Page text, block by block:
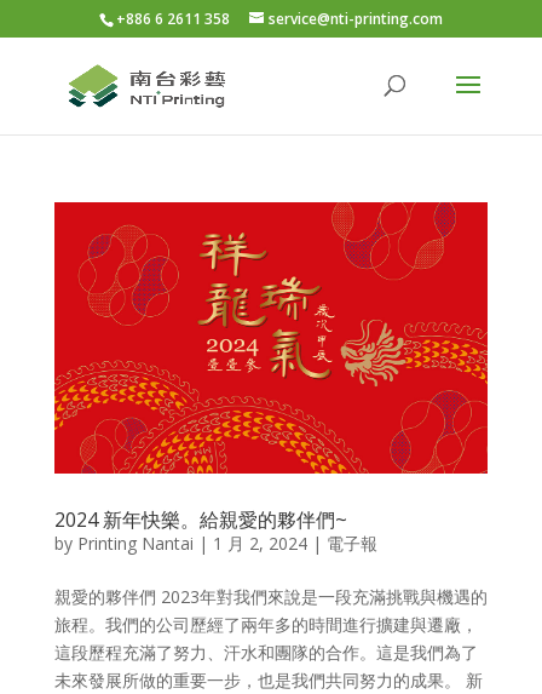
+886 6 2611 358 service@nti-printing.com
2024 新年快樂。給親愛的夥伴們~
by Printing Nantai | 1 月 2, 2024| 電子報
親愛的夥伴們 2023年對我們來說是一段充滿挑戰與機遇的
旅程。我們的公司歷經了兩年多的時間進行擴建與遷廠，
這段歷程充滿了努力、汗水和團隊的合作。這是我們為了
未來發展所做的重要一步，也是我們共同努力的成果。 新